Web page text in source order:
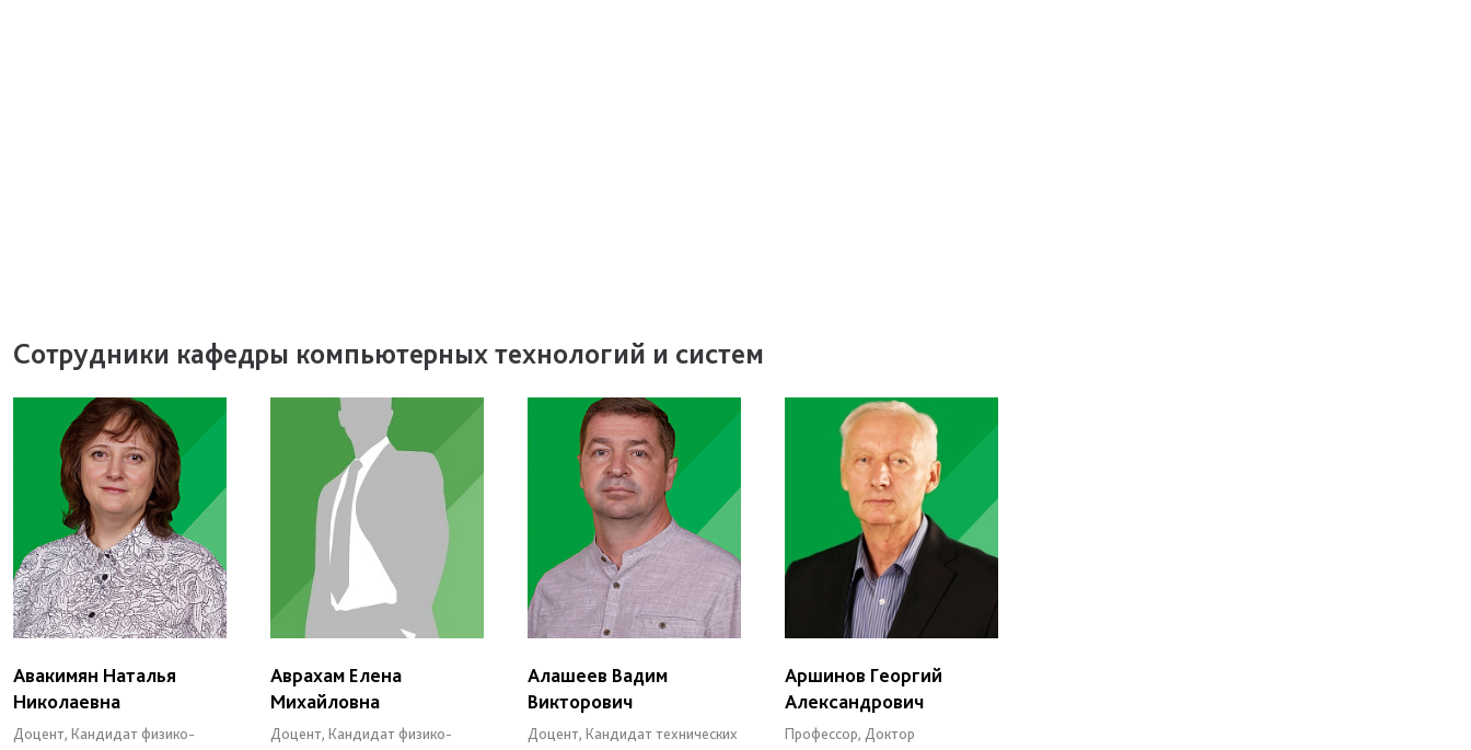
Сотрудники кафедры компьютерных технологий и систем
Авакимян Наталья
Николаевна
Доцент, Кандидат физико-
Аврахам Елена
Михайловна
Доцент, Кандидат физико-
Алашеев Вадим
Викторович
Доцент, Кандидат технических
Аршинов Георгий
Александрович
Профессор, Доктор